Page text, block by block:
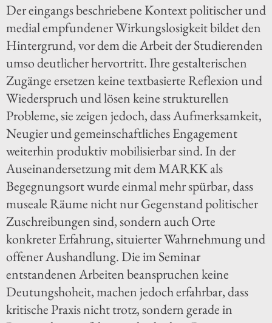
Der eingangs beschriebene Kontext politischer und
medial empfundener Wirkungslosigkeit bildet den
Hintergrund, vor dem die Arbeit der Studierenden
umso deutlicher hervortritt. Ihre gestalterischen
Zugänge ersetzen keine textbasierte Reflexion und
Wiederspruch und lösen keine strukturellen
Probleme, sie zeigen jedoch, dass Aufmerksamkeit,
Neugier und gemeinschaftliches Engagement
weiterhin produktiv mobilisierbar sind. In der
Auseinandersetzung mit dem MARKK als
Begegnungsort wurde einmal mehr spürbar, dass
museale Räume nicht nur Gegenstand politischer
Zuschreibungen sind, sondern auch Orte
konkreter Erfahrung, situierter Wahrnehmung und
offener Aushandlung. Die im Seminar
entstandenen Arbeiten beanspruchen keine
Deutungshoheit, machen jedoch erfahrbar, dass
kritische Praxis nicht trotz, sondern gerade in